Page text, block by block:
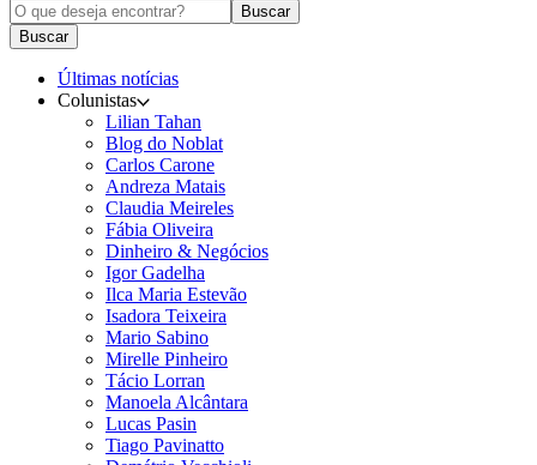
Buscar
Buscar
Últimas notícias
Colunistas
Lilian Tahan
Blog do Noblat
Carlos Carone
Andreza Matais
Claudia Meireles
Fábia Oliveira
Dinheiro & Negócios
Igor Gadelha
Ilca Maria Estevão
Isadora Teixeira
Mario Sabino
Mirelle Pinheiro
Tácio Lorran
Manoela Alcântara
Lucas Pasin
Tiago Pavinatto